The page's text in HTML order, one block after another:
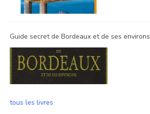
Guide secret de Bordeaux et de ses environs
tous les livres